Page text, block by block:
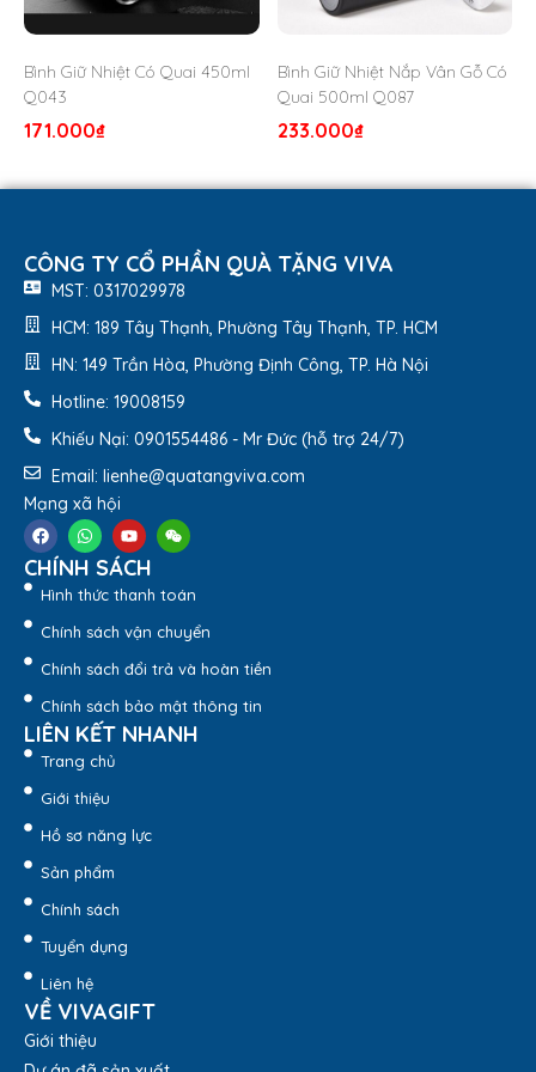
Bình Giữ Nhiệt Lock&Lock Swing Tumbler – 350Ml
3. Hình ảnh thực tế
QuatangVivachuyên cung cấp
nhiệt Lock&Lock dung tích 237ml, kèm dịch vụ
khắc tên theo yêu cầu
muốn nhận báo giá chi tiết liên hệ ngay
8159để được tư vấn và hỗ trợ trực tiếp từ đội ngũ chuyên
viên của VivaGift!
Bình Giữ Nhiệt Có Quai 450ml
Q043
171.000₫
Bình Giữ Nhiệt Nắp Vân Gỗ Có
Quai 500ml Q087
233.000₫
CÔNG TY CỔ PHẦN QUÀ TẶNG VIVA
MST: 0317029978
HCM: 189 Tây Thạnh, Phường Tây Thạnh, TP. HCM
HN: 149 Trần Hòa, Phường Định Công, TP. Hà Nội
Hotline: 19008159
Khiếu Nại: 0901554486 - Mr Đức (hỗ trợ 24/7)
Email: lienhe@quatangviva.com
Mạng xã hội
CHÍNH SÁCH
Hình thức thanh toán
Chính sách vận chuyển
Chính sách đổi trả và hoàn tiền
Chính sách bảo mật thông tin
LIÊN KẾT NHANH
Trang chủ
Giới thiệu
Hồ sơ năng lực
Sản phẩm
Chính sách
Tuyển dụng
Liên hệ
VỀ VIVAGIFT
Giới thiệu